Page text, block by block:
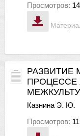
Просмотров:
РАЗВИТИЕ
ПРОЦЕССЕ
Казнина Э. Ю.
Просмотров: